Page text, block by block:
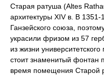
Старая ратуша (Altes
архитектуры XIV в. В 1351-
Ганзейского союза,
украсили фризом из 57
из жизни
стоит знаменитый фонтан
время помещения Старой